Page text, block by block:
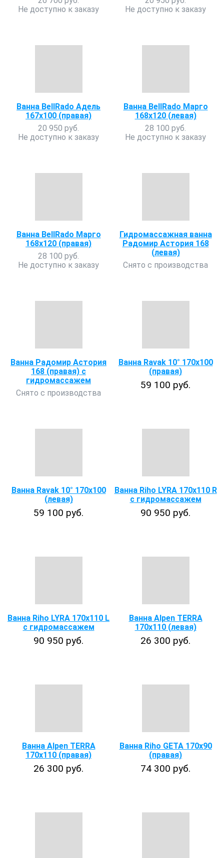
Не доступно к заказу
Не доступно к заказу
Ванна BellRado Адель
167х100 (правая)
20 950 руб.
Не доступно к заказу
Ванна BellRado Марго
168х120 (левая)
28 100 руб.
Не доступно к заказу
Ванна BellRado Марго
168х120 (правая)
28 100 руб.
Не доступно к заказу
Гидромассажная ванна
Радомир Астория 168
(левая)
Снято с производства
Ванна Радомир Астория
168 (правая) с
гидромассажем
Снято с производства
Ванна Ravak 10° 170х100
(правая)
59 100 руб.
Ванна Ravak 10° 170х100
(левая)
59 100 руб.
Ванна Riho LYRA 170x110 R
с гидромассажем
90 950 руб.
Ванна Riho LYRA 170x110 L
с гидромассажем
90 950 руб.
Ванна Alpen TERRA
170x110 (левая)
26 300 руб.
Ванна Alpen TERRA
170x110 (правая)
26 300 руб.
Ванна Riho GETA 170х90
(правая)
74 300 руб.